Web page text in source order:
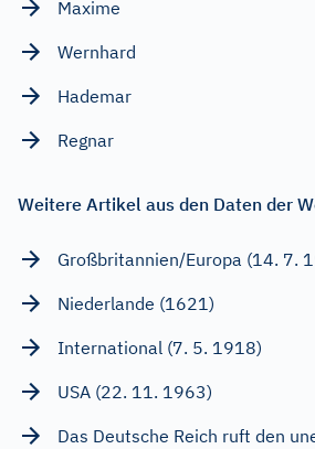
Maxime
Wernhard
Hademar
Regnar
Weitere Artikel aus den Daten der
Großbritannien/Europa (14. 7.
Niederlande (1621)
International (7. 5. 1918)
USA (22. 11. 1963)
Das Deutsche Reich ruft den